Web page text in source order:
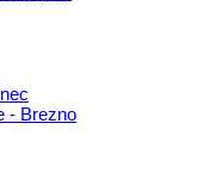
- Brezno